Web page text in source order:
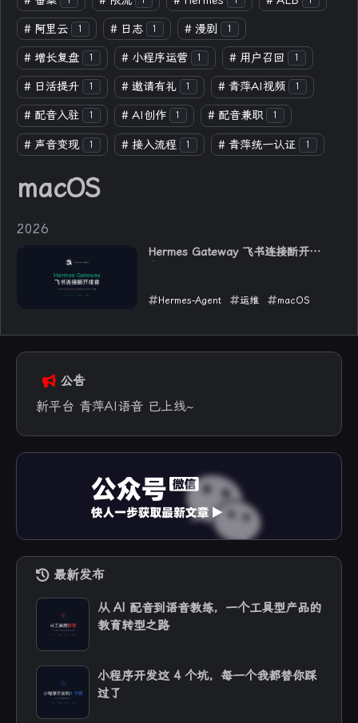
# 阿里云 1 # 日志 1 # 漫剧 1
# 增长复盘 1 # 小程序运营 1 # 用户召回 1
# 日活提升 1 # 邀请有礼 1 # 青萍AI视频 1
# 配音入驻 1 # AI创作 1 # 配音兼职 1
# 声音变现 1 # 接入流程 1 # 青萍统一认证 1
macOS
2026
Hermes Gateway 飞书连接断开排
Hermes-Agent 运维 macOS
公告
新平台 青萍AI语音 已上线~
最新发布
从 AI 配音到语音教练，一个工具型产品的
教育转型之路
小程序开发这 4 个坑，每一个我都替你踩
过了